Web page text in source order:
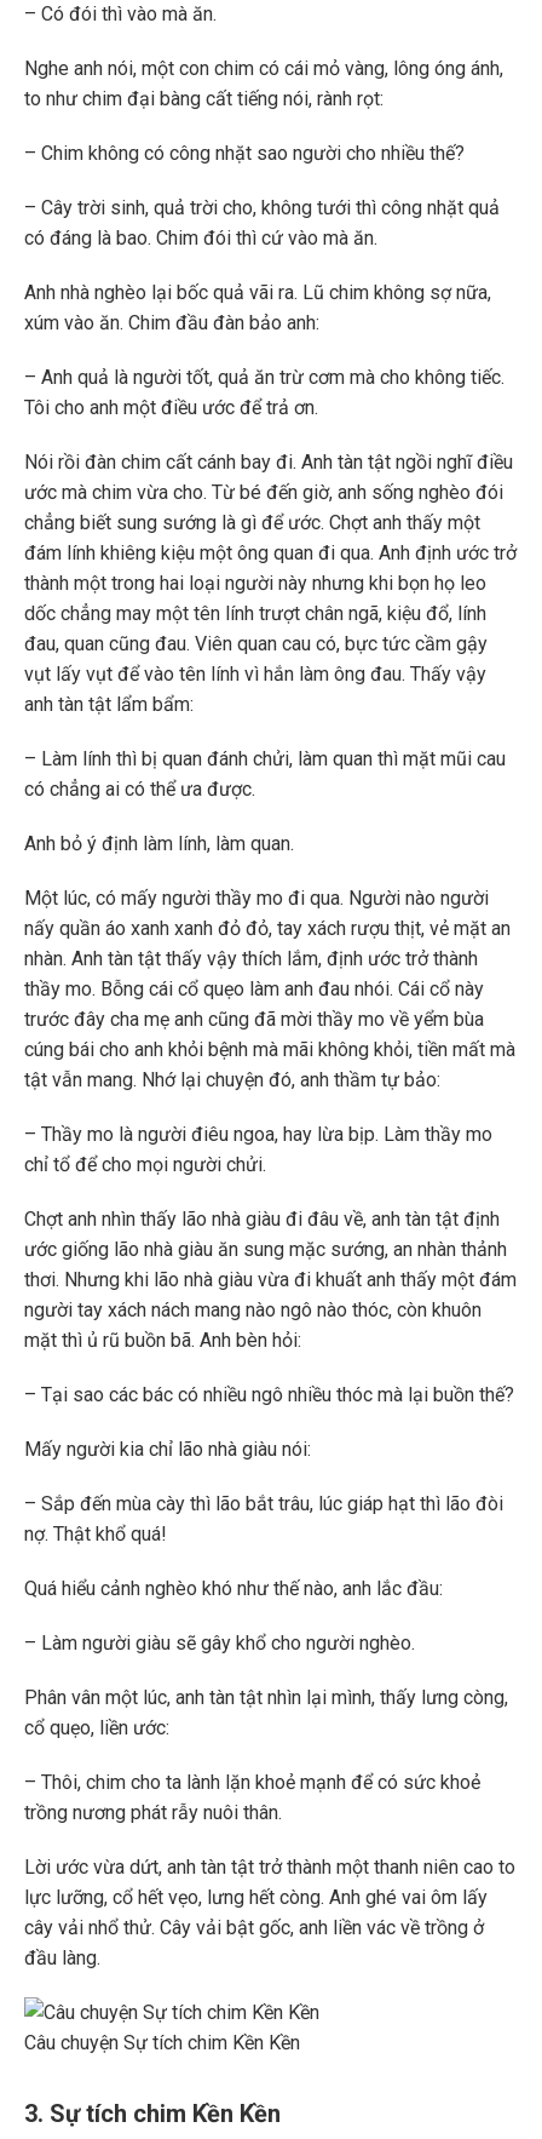
– Có đói thì vào mà ăn.
Nghe anh nói, một con chim có cái mỏ vàng, lông óng ánh,
to như chim đại bàng cất tiếng nói, rành rọt:
– Chim không có công nhặt sao người cho nhiều thế?
– Cây trời sinh, quả trời cho, không tưới thì công nhặt quả
có đáng là bao. Chim đói thì cứ vào mà ăn.
Anh nhà nghèo lại bốc quả vãi ra. Lũ chim không sợ nữa,
xúm vào ăn. Chim đầu đàn bảo anh:
– Anh quả là người tốt, quả ăn trừ cơm mà cho không tiếc.
Tôi cho anh một điều ước để trả ơn.
Nói rồi đàn chim cất cánh bay đi. Anh tàn tật ngồi nghĩ điều
ước mà chim vừa cho. Từ bé đến giờ, anh sống nghèo đói
chẳng biết sung sướng là gì để ước. Chợt anh thấy một
đám lính khiêng kiệu một ông quan đi qua. Anh định ước trở
thành một trong hai loại người này nhưng khi bọn họ leo
dốc chẳng may một tên lính trượt chân ngã, kiệu đổ, lính
đau, quan cũng đau. Viên quan cau có, bực tức cầm gậy
vụt lấy vụt để vào tên lính vì hắn làm ông đau. Thấy vậy
anh tàn tật lẩm bẩm:
– Làm lính thì bị quan đánh chửi, làm quan thì mặt mũi cau
có chẳng ai có thể ưa được.
Anh bỏ ý định làm lính, làm quan.
Một lúc, có mấy người thầy mo đi qua. Người nào người
nấy quần áo xanh xanh đỏ đỏ, tay xách rượu thịt, vẻ mặt an
nhàn. Anh tàn tật thấy vậy thích lắm, định ước trở thành
thầy mo. Bỗng cái cổ quẹo làm anh đau nhói. Cái cổ này
trước đây cha mẹ anh cũng đã mời thầy mo về yểm bùa
cúng bái cho anh khỏi bệnh mà mãi không khỏi, tiền mất mà
tật vẫn mang. Nhớ lại chuyện đó, anh thầm tự bảo:
– Thầy mo là người điêu ngoa, hay lừa bịp. Làm thầy mo
chỉ tổ để cho mọi người chửi.
Chợt anh nhìn thấy lão nhà giàu đi đâu về, anh tàn tật định
ước giống lão nhà giàu ăn sung mặc sướng, an nhàn thảnh
thơi. Nhưng khi lão nhà giàu vừa đi khuất anh thấy một đám
người tay xách nách mang nào ngô nào thóc, còn khuôn
mặt thì ủ rũ buồn bã. Anh bèn hỏi:
– Tại sao các bác có nhiều ngô nhiều thóc mà lại buồn thế?
Mấy người kia chỉ lão nhà giàu nói:
– Sắp đến mùa cày thì lão bắt trâu, lúc giáp hạt thì lão đòi
nợ. Thật khổ quá!
Quá hiểu cảnh nghèo khó như thế nào, anh lắc đầu:
– Làm người giàu sẽ gây khổ cho người nghèo.
Phân vân một lúc, anh tàn tật nhìn lại mình, thấy lưng còng,
cổ quẹo, liền ước:
– Thôi, chim cho ta lành lặn khoẻ mạnh để có sức khoẻ
trồng nương phát rẫy nuôi thân.
Lời ước vừa dứt, anh tàn tật trở thành một thanh niên cao to
lực lưỡng, cổ hết vẹo, lưng hết còng. Anh ghé vai ôm lấy
cây vải nhổ thử. Cây vải bật gốc, anh liền vác về trồng ở
đầu làng.
Câu chuyện Sự tích chim Kền Kền
3. Sự tích chim Kền Kền